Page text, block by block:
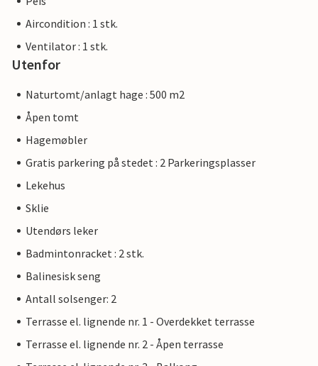
Aircondition : 1 stk.
Ventilator : 1 stk.
Utenfor
Naturtomt/anlagt hage : 500 m2
Åpen tomt
Hagemøbler
Gratis parkering på stedet : 2 Parkeringsplasser
Lekehus
Sklie
Utendørs leker
Badmintonracket : 2 stk.
Balinesisk seng
Antall solsenger: 2
Terrasse el. lignende nr. 1 - Overdekket terrasse
Terrasse el. lignende nr. 2 - Åpen terrasse